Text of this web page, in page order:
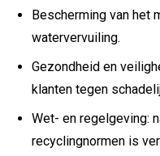
Bescherming van het
watervervuiling.
Gezondheid en
klanten tegen
Wet- en regelgeving:
recyclingnormen is